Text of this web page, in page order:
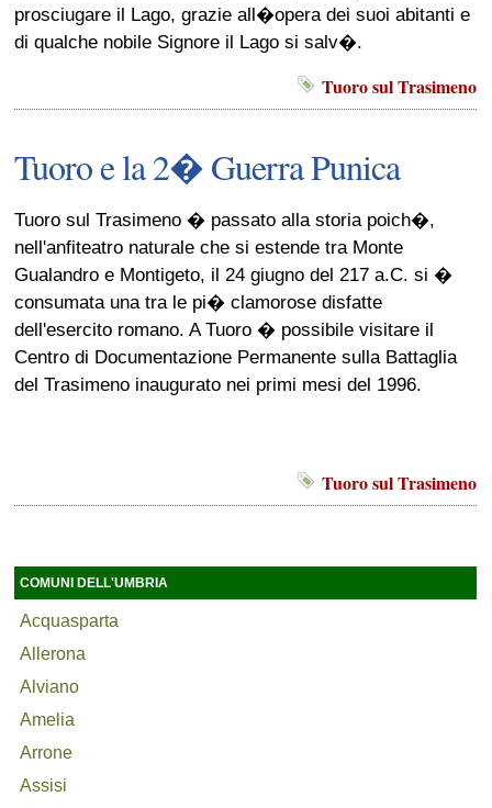
prosciugare il Lago, grazie all�opera dei suoi abitanti e
di qualche nobile Signore il Lago si salv�.
Tuoro sul Trasimeno
Tuoro e la 2� Guerra Punica
Tuoro sul Trasimeno � passato alla storia poich�,
nell'anfiteatro naturale che si estende tra Monte
Gualandro e Montigeto, il 24 giugno del 217 a.C. si �
consumata una tra le pi� clamorose disfatte
dell'esercito romano. A Tuoro � possibile visitare il
Centro di Documentazione Permanente sulla Battaglia
del Trasimeno inaugurato nei primi mesi del 1996.
Tuoro sul Trasimeno
COMUNI DELL'UMBRIA
Acquasparta
Allerona
Alviano
Amelia
Arrone
Assisi